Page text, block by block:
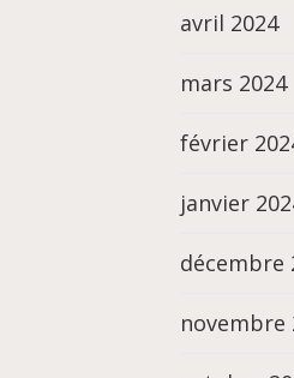
avril 2024
mars 2024
février
janvier
décembre
novembre